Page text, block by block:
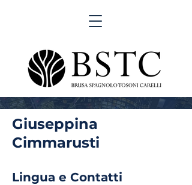
Giuseppina
Cimmarusti
Lingua e Contatti